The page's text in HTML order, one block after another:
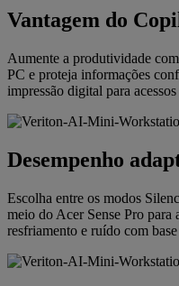
Vantagem do
Aumente a produtividade
PC e proteja informações
impressão digital para
Desempenho
Escolha entre os modos
meio do Acer Sense Pro para
resfriamento e ruído com